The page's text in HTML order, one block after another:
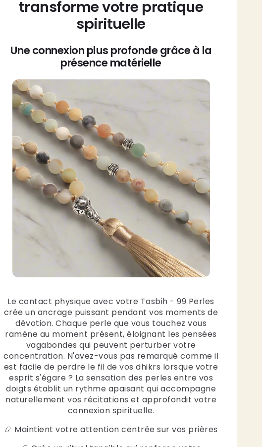
transforme votre pratique
spirituelle
Une connexion plus profonde grâce à la
présence matérielle
Le contact physique avec votre Tasbih - 99 Perles
crée un ancrage puissant pendant vos moments de
dévotion. Chaque perle que vous touchez vous
ramène au moment présent, éloignant les pensées
vagabondes qui peuvent perturber votre
concentration. N'avez-vous pas remarqué comme il
est facile de perdre le fil de vos dhikrs lorsque votre
esprit s'égare ? La sensation des perles entre vos
doigts établit un rythme apaisant qui accompagne
naturellement vos récitations et approfondit votre
connexion spirituelle.
📿 Maintient votre attention centrée sur vos prières